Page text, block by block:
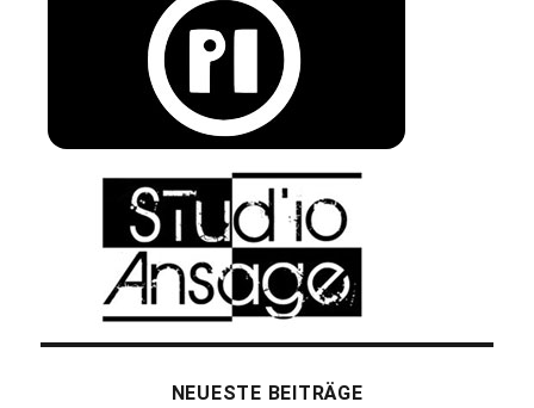
NEUESTE BEITRÄGE